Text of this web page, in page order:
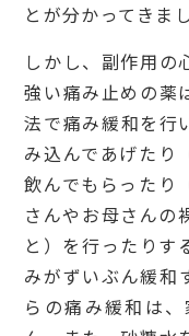
とが分かってきまし
しかし、副作用の
強い痛み止めの薬
法で痛み緩和を行
み込んであげたり
飲んでもらったり
さんやお母さんの
と）を行ったりす
みがずいぶん緩和
らの痛み緩和は